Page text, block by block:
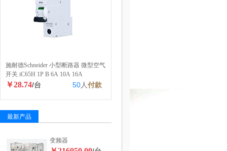
施耐德Schneider 小型断路器 微型空气
开关 iC65H 1P B 6A 10A 16A
￥28.74/台 50人付款
最新产品
变频器